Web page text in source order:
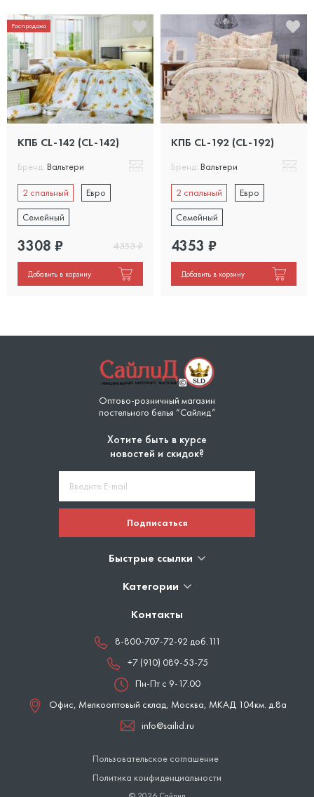
Распродажа
КПБ CL-142 (CL-142)
Бренд: Вальтери
2 спальный
Евро
Семейный
3308 ₽ 4353₽
Добавить в корзину
КПБ CL-192 (CL-192)
Бренд: Вальтери
2 спальный
Евро
Семейный
4353 ₽
Добавить в корзину
Оптово-розничный магазин
постельного белья “Сайлид”
Хотите быть в курсе
новостей и скидок?
Подписаться
Быстрые ссылки
Категории
Контакты
8-800-707-72-92 доб.111
+7 (910) 089-53-75
Пн-Пт с 9-17.00
Офис, Мелкооптовый склад, Москва, МКАД 104км. д.8а
info@sailid.ru
Пользовательское соглашение
Политика конфиденциальности